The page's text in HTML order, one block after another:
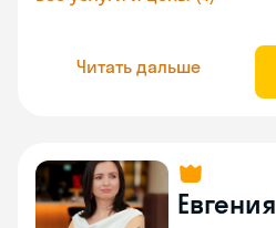
Читать дальше
Евгения